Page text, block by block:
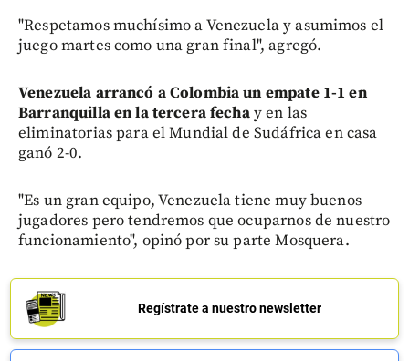
"Respetamos muchísimo a Venezuela y asumimos el
juego martes como una gran final", agregó.
Venezuela arrancó a Colombia un empate 1-1 en
Barranquilla en la tercera fechay en las
eliminatorias para el Mundial de Sudáfrica en casa
ganó 2-0.
"Es un gran equipo, Venezuela tiene muy buenos
jugadores pero tendremos que ocuparnos de nuestro
funcionamiento", opinó por su parte Mosquera.
Regístrate a nuestro newsletter